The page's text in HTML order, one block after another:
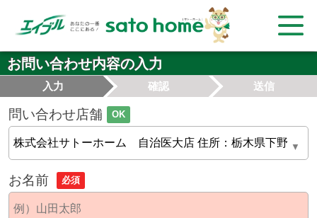
お問い合わせ内容の入力
入力 確認 送信
問い合わせ店舗 OK
お名前 必須